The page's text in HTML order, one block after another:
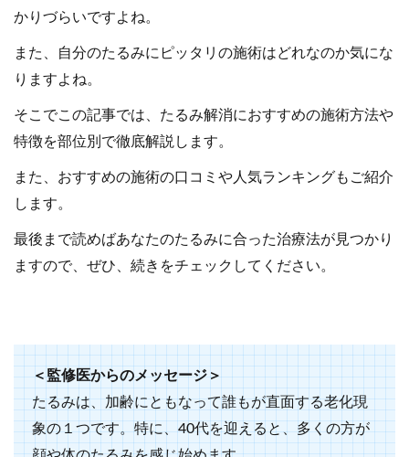
かりづらいですよね。
また、自分のたるみにピッタリの施術はどれなのか気にな
りますよね。
そこでこの記事では、たるみ解消におすすめの施術方法や
特徴を部位別で徹底解説します。
また、おすすめの施術の口コミや人気ランキングもご紹介
します。
最後まで読めばあなたのたるみに合った治療法が見つかり
ますので、ぜひ、続きをチェックしてください。
＜監修医からのメッセージ＞
たるみは、加齢にともなって誰もが直面する老化現
象の１つです。特に、40代を迎えると、多くの方が